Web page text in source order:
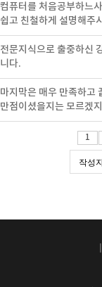
컴퓨터를 처음공부하느
쉽고 친철하게 설명해주
전문지식으로 출중하신
니다.
마지막은 매우 만족하고
만점이셨을지는 모르겠
1